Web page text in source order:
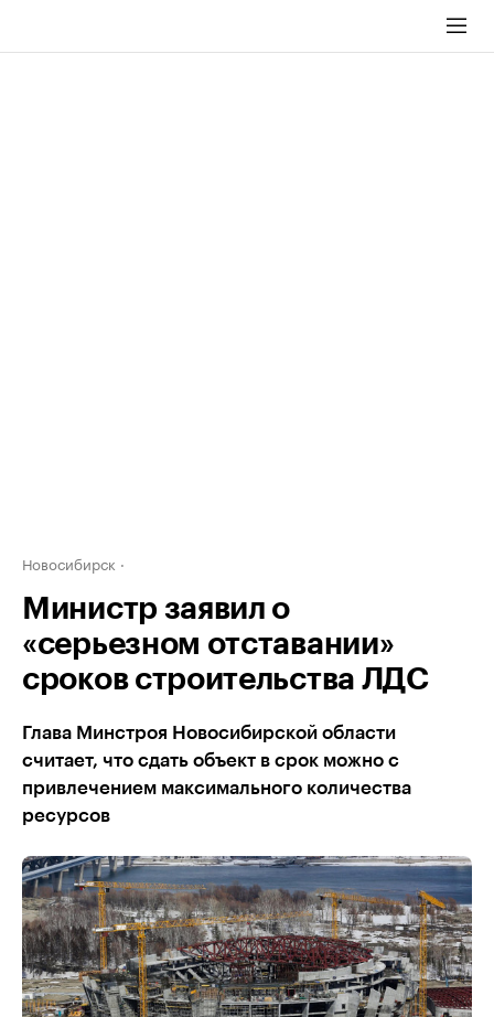
Новосибирск
Министр заявил о
«серьезном отставании»
сроков строительства ЛДС
Глава Минстроя Новосибирской области
считает, что сдать объект в срок можно с
привлечением максимального количества
ресурсов